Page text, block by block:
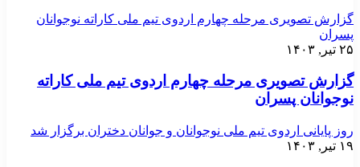
گزارش تصویری مرحله چهارم اردوی تیم ملی کاراته نوجوانان
پسران
۲۵ تیر, ۱۴۰۳
گزارش تصویری مرحله چهارم اردوی تیم ملی کاراته
نوجوانان پسران
روز پایانی اردوی تیم ملی نوجوانان و جوانان دختران برگزار شد
۱۹ تیر, ۱۴۰۳